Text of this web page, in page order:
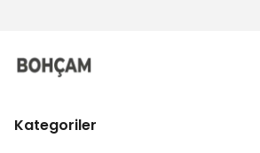
Kategoriler